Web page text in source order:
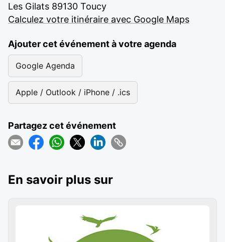
Les Gilats 89130 Toucy
Calculez votre itinéraire avec Google Maps
Ajouter cet événement à votre agenda
Google Agenda
Apple / Outlook / iPhone / .ics
Partagez cet événement
En savoir plus sur